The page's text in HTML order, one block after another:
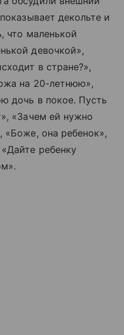
декольте и
что маленькой
девочкой»,
в стране?»,
на 20-летнюю»,
дочь в покое. Пусть
«Зачем ей нужно
«Боже, она ребенок»,
ребенку